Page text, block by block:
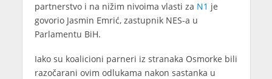
partnerstvo i na nižim nivoima vlasti za N1 je
govorio Jasmin Emrić, zastupnik NES-a u
Parlamentu BiH.
Iako su koalicioni parneri iz stranaka Osmorke bili
razočarani ovim odlukama nakon sastanka u